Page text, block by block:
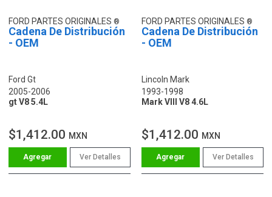
FORD PARTES ORIGINALES
Cadena De Distribución
- OEM
Ford Gt
2005-2006
gt V8 5.4L
$1,412.00 MXN
Ver Detalles
FORD PARTES ORIGINALES
Cadena De Distribución
- OEM
Lincoln Mark
1993-1998
Mark VIII V8 4.6L
$1,412.00 MXN
Ver Detalles